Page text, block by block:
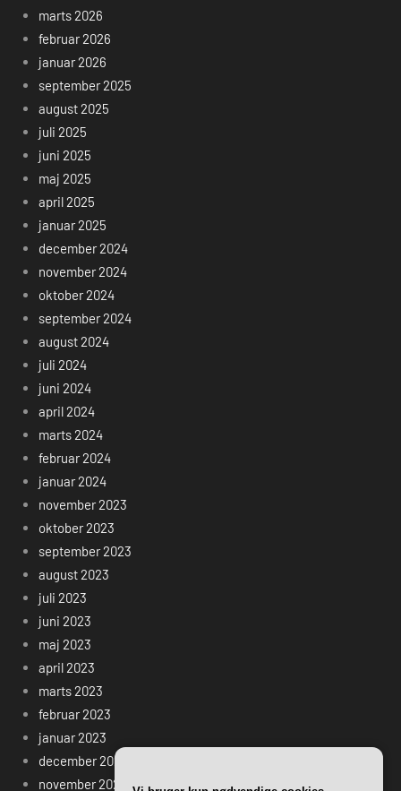
marts 2026
februar 2026
januar 2026
september 2025
august 2025
juli 2025
juni 2025
maj 2025
april 2025
januar 2025
december 2024
november 2024
oktober 2024
september 2024
august 2024
juli 2024
juni 2024
april 2024
marts 2024
februar 2024
januar 2024
november 2023
oktober 2023
september 2023
august 2023
juli 2023
juni 2023
maj 2023
april 2023
marts 2023
februar 2023
januar 2023
december 2022
november 2022